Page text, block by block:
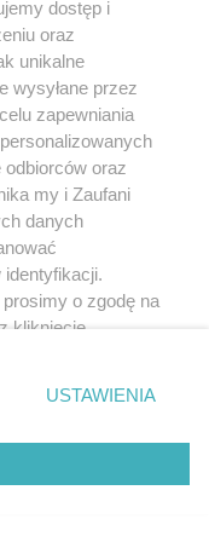
dostęp i
oraz
unikalne
wysyłane przez
zapewniania
oraz
my i Zaufani
danych
o zgodę na
kliknięcie
prywatności
zgody
się takiemu
zastosowanie tylko
USTAWIENIA